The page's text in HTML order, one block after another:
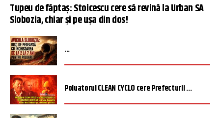
Tupeu de făptaș: Stoicescu cere să revină la Urban SA
Slobozia, chiar și pe ușa din dos!
...
Poluatorul CLEAN CYCLO cere Prefecturii ...